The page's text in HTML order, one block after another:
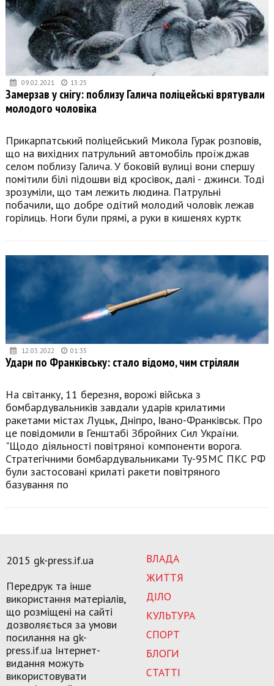
09.02.2021 13:25
Замерзав у снігу: поблизу Галича поліцейські врятували
молодого чоловіка
Прикарпатський поліцейський Микола Гурак розповів,
що на вихідних патрульний автомобіль проїжджав
селом поблизу Галича. У боковій вулиці вони спершу
помітили білі підошви від кросівок, далі - джинси. Тоді
зрозуміли, що там лежить людина. Патрульні
побачили, що добре одітий молодий чоловік лежав
горілиць. Ноги були прямі, а руки в кишенях куртк
12.03.2022 01:35
Удари по Франківську: стало відомо, чим стріляли
На світанку, 11 березня, ворожі війська з
бомбардувальників завдали ударів крилатими
ракетами містах Луцьк, Дніпро, Івано-Франківськ. Про
це повідомили в Генштабі Збройних Сил України.
"Щодо діяльності повітряної компоненти ворога.
Стратегічними бомбардувальниками Ту-95МС ПКС РФ
були застосовані крилаті ракети повітряного
базування по
ВЛАДА
ЖИТТЯ
ДІЛО
КУЛЬТУРА
СПОРТ
БЛОГИ
СТАТТІ
2015 gk-press.if.ua
Передрук та інше
використання матеріалів,
що розміщені на сайті
дозволяється за умови
посилання на gk-
press.if.ua Інтернет-
видання можуть
використовувати